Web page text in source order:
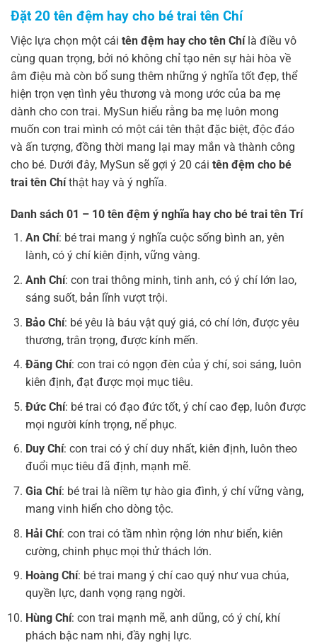
Đặt 20 tên đệm hay cho bé trai tên Chí
Việc lựa chọn một cái tên đệm hay cho tên Chílà điều vô
cùng quan trọng, bởi nó không chỉ tạo nên sự hài hòa về
âm điệu mà còn bổ sung thêm những ý nghĩa tốt đẹp, thể
hiện trọn vẹn tình yêu thương và mong ước của ba mẹ
dành cho con trai. MySun hiểu rằng ba mẹ luôn mong
muốn con trai mình có một cái tên thật đặc biệt, độc đáo
và ấn tượng, đồng thời mang lại may mắn và thành công
cho bé. Dưới đây, MySun sẽ gợi ý 20 cái tên đệm cho bé
trai tên Chíthật hay và ý nghĩa.
Danh sách 01 – 10 tên đệm ý nghĩa hay cho bé trai tên Trí
An Chí: bé trai mang ý nghĩa cuộc sống bình an, yên
lành, có ý chí kiên định, vững vàng.
Anh Chí: con trai thông minh, tinh anh, có ý chí lớn lao,
sáng suốt, bản lĩnh vượt trội.
Bảo Chí: bé yêu là báu vật quý giá, có chí lớn, được yêu
thương, trân trọng, được kính mến.
Đăng Chí: con trai có ngọn đèn của ý chí, soi sáng, luôn
kiên định, đạt được mọi mục tiêu.
Đức Chí: bé trai có đạo đức tốt, ý chí cao đẹp, luôn được
mọi người kính trọng, nể phục.
Duy Chí: con trai có ý chí duy nhất, kiên định, luôn theo
đuổi mục tiêu đã định, mạnh mẽ.
Gia Chí: bé trai là niềm tự hào gia đình, ý chí vững vàng,
mang vinh hiển cho dòng tộc.
Hải Chí: con trai có tầm nhìn rộng lớn như biển, kiên
cường, chinh phục mọi thử thách lớn.
Hoàng Chí: bé trai mang ý chí cao quý như vua chúa,
quyền lực, danh vọng rạng ngời.
Hùng Chí: con trai mạnh mẽ, anh dũng, có ý chí, khí
phách bậc nam nhi, đầy nghị lực.